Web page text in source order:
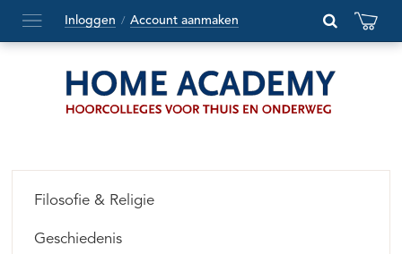
Hoofdmenu
openen
Inloggen / Account aanmaken
Filosofie & Religie
Geschiedenis